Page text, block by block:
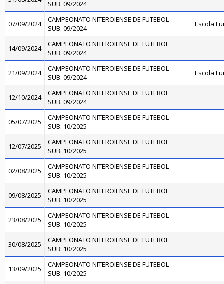
SUB. 09/2024
07/09/2024
CAMPEONATO NITEROIENSE DE FUTEBOL
SUB. 09/2024
Escola
14/09/2024
CAMPEONATO NITEROIENSE DE FUTEBOL
SUB. 09/2024
21/09/2024
CAMPEONATO NITEROIENSE DE FUTEBOL
SUB. 09/2024
Escola
12/10/2024
CAMPEONATO NITEROIENSE DE FUTEBOL
SUB. 09/2024
05/07/2025
CAMPEONATO NITEROIENSE DE FUTEBOL
SUB. 10/2025
12/07/2025
CAMPEONATO NITEROIENSE DE FUTEBOL
SUB. 10/2025
02/08/2025
CAMPEONATO NITEROIENSE DE FUTEBOL
SUB. 10/2025
09/08/2025
CAMPEONATO NITEROIENSE DE FUTEBOL
SUB. 10/2025
23/08/2025
CAMPEONATO NITEROIENSE DE FUTEBOL
SUB. 10/2025
30/08/2025
CAMPEONATO NITEROIENSE DE FUTEBOL
SUB. 10/2025
13/09/2025
CAMPEONATO NITEROIENSE DE FUTEBOL
SUB. 10/2025